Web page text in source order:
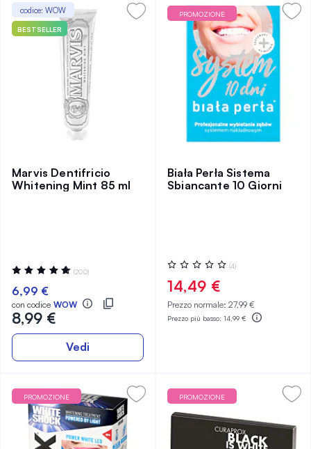
codice: WOW
BESTSELLER
Marvis Dentifricio
Whitening Mint 85 ml
Valutazione:
96%
(200)
6,99 €
con codice WOW
8,99 €
Vedi
PROMOZIONE
Biała Perła Sistema
Sbiancante 10 Giorni
Valutazione:
0%
(4)
14,49 €
Prezzo normale: 27,99 €
Prezzo più basso: 14,99 €
PROMOZIONE PROMOZIONE